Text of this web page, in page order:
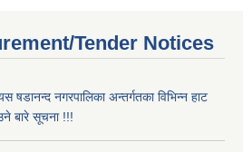
Tender Notices
नगरपालिका अन्तर्गतका विभिन्न हाट
बारे सूचना !!!